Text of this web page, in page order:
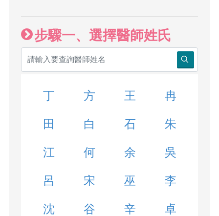
步驟一、選擇醫師姓氏
丁 方 王 冉
田 白 石 朱
江 何 余 吳
呂 宋 巫 李
沈 谷 辛 卓